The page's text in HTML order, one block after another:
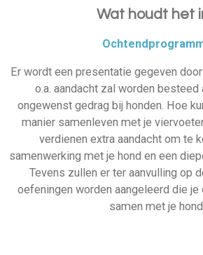
Wat houdt het
Er wordt een presentatie gegeven
o.a. aandacht zal worden besteed
ongewenst gedrag bij honden. Hoe
manier samenleven met je
verdienen extra aandacht om te
samenwerking met je hond en een
Tevens zullen er ter aanvulling op
oefeningen worden aangeleerd die je
samen met je